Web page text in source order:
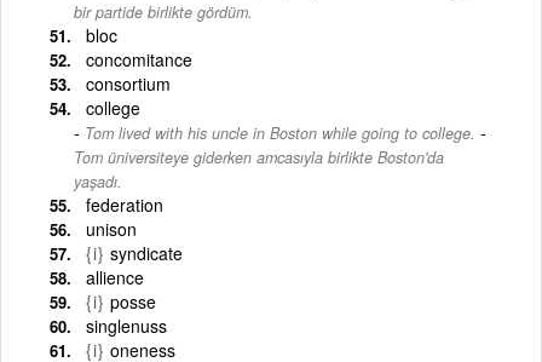
bir partide birlikte gördüm.
bloc
concomitance
consortium
college
Tom lived with his uncle in Boston while going to college. -
Tom üniversiteye giderken amcasıyla birlikte Boston'da
yaşadı.
federation
unison
{i} syndicate
allience
{i} posse
singlenuss
{i} oneness